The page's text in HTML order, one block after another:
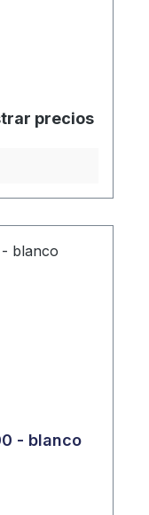
precios
- blanco